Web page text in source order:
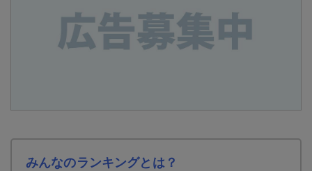
みんなのランキングとは？